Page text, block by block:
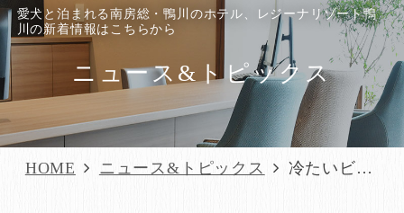
愛犬と泊まれる南房総・鴨川のホテル、レジーナリゾート鴨
川の新着情報はこちらから
ニュース&トピックス
HOME ニュース&トピックス
冷たいビー